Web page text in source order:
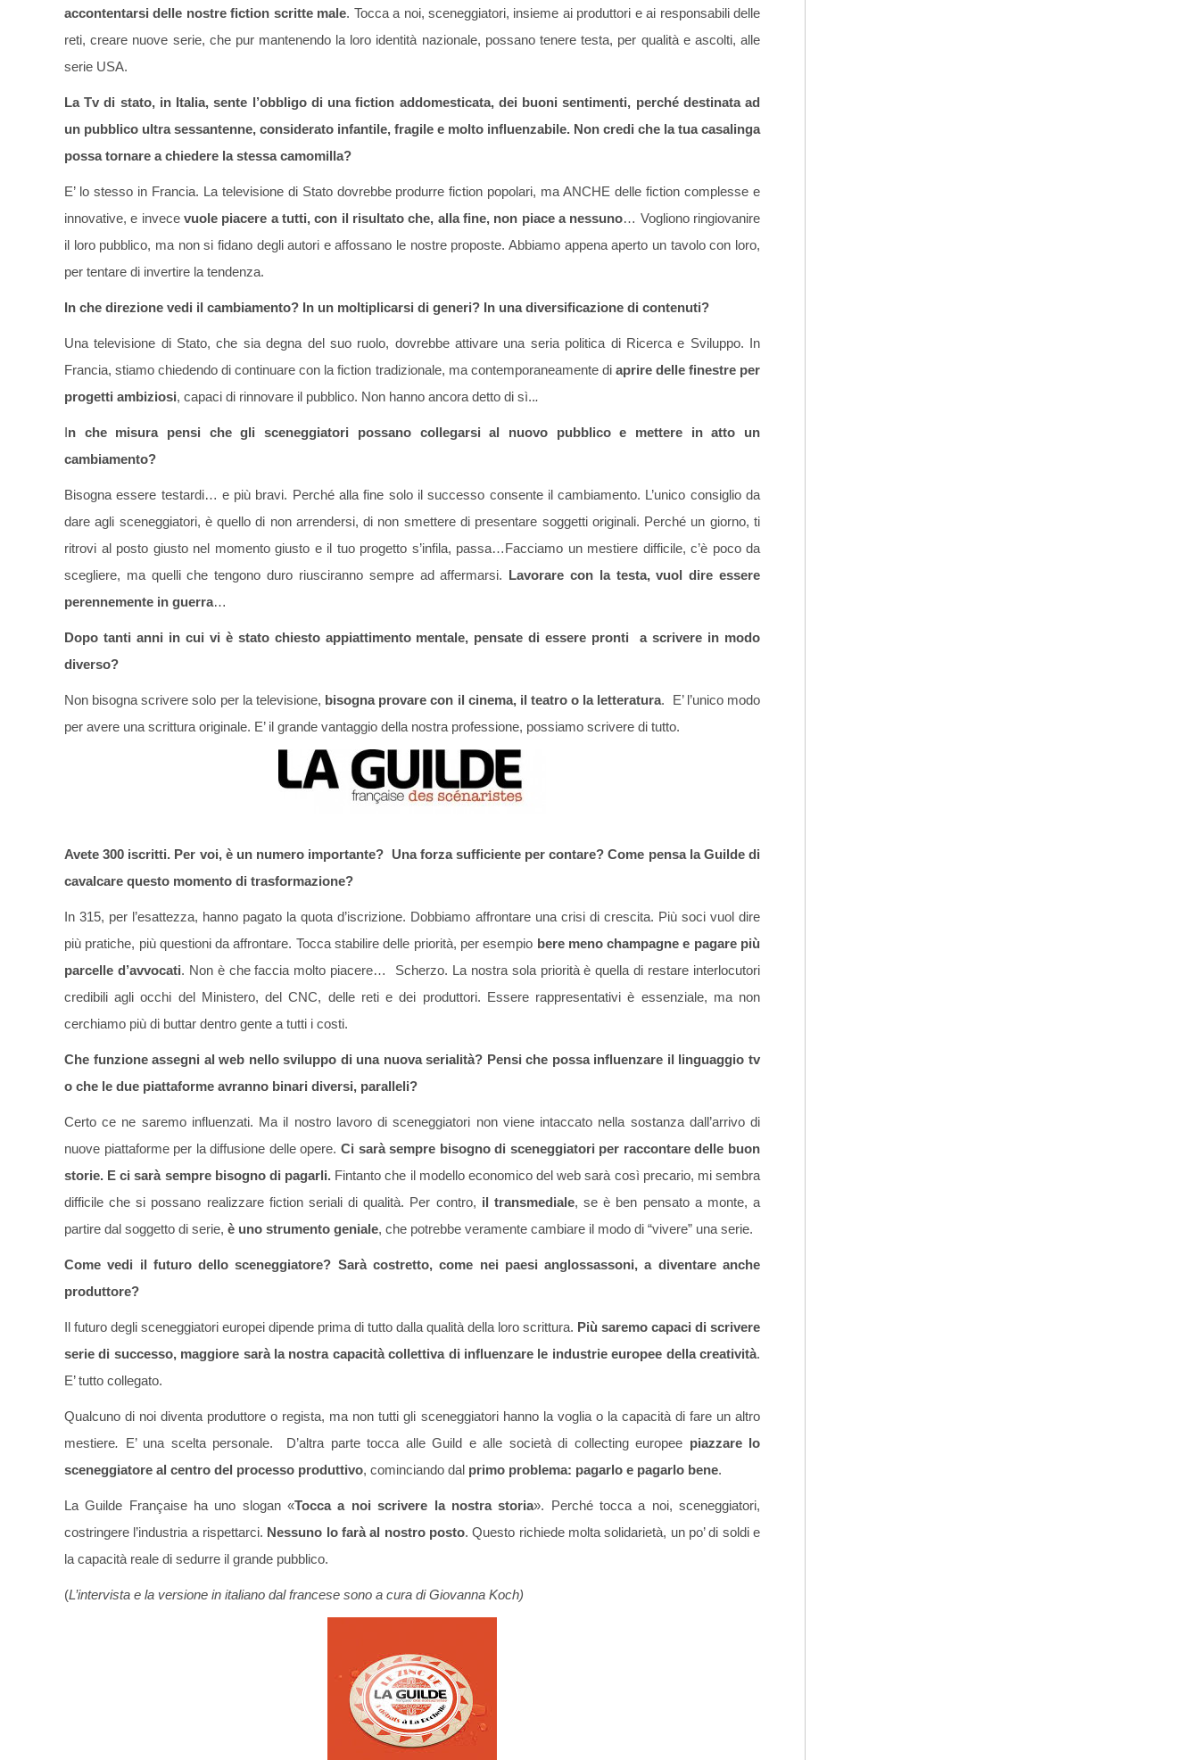
accontentarsi delle nostre fiction scritte male. Tocca a noi, sceneggiatori, insieme ai produttori e ai responsabili delle
reti, creare nuove serie, che pur mantenendo la loro identità nazionale, possano tenere testa, per qualità e ascolti, alle
serie USA.
La Tv di stato, in Italia, sente l’obbligo di una fiction addomesticata, dei buoni sentimenti, perché destinata ad
un pubblico ultra sessantenne, considerato infantile, fragile e molto influenzabile. Non credi che la tua casalinga
possa tornare a chiedere la stessa camomilla?
E’ lo stesso in Francia. La televisione di Stato dovrebbe produrre fiction popolari, ma ANCHE delle fiction complesse e
innovative, e invece vuole piacere a tutti, con il risultato che, alla fine, non piace a nessuno… Vogliono ringiovanire
il loro pubblico, ma non si fidano degli autori e affossano le nostre proposte. Abbiamo appena aperto un tavolo con loro,
per tentare di invertire la tendenza.
In che direzione vedi il cambiamento? In un moltiplicarsi di generi? In una diversificazione di contenuti?
Una televisione di Stato, che sia degna del suo ruolo, dovrebbe attivare una seria politica di Ricerca e Sviluppo. In
Francia, stiamo chiedendo di continuare con la fiction tradizionale, ma contemporaneamente di aprire delle finestre per
progetti ambiziosi, capaci di rinnovare il pubblico. Non hanno ancora detto di sì...
In che misura pensi che gli sceneggiatori possano collegarsi al nuovo pubblico e mettere in atto un
cambiamento?
Bisogna essere testardi… e più bravi. Perché alla fine solo il successo consente il cambiamento. L’unico consiglio da
dare agli sceneggiatori, è quello di non arrendersi, di non smettere di presentare soggetti originali. Perché un giorno, ti
ritrovi al posto giusto nel momento giusto e il tuo progetto s’infila, passa…Facciamo un mestiere difficile, c’è poco da
scegliere, ma quelli che tengono duro riusciranno sempre ad affermarsi. Lavorare con la testa, vuol dire essere
perennemente in guerra…
Dopo tanti anni in cui vi è stato chiesto appiattimento mentale, pensate di essere pronti a scrivere in modo
diverso?
Non bisogna scrivere solo per la televisione, bisogna provare con il cinema, il teatro o la letteratura. E’ l’unico modo
per avere una scrittura originale. E’ il grande vantaggio della nostra professione, possiamo scrivere di tutto.
Avete 300 iscritti. Per voi, è un numero importante? Una forza sufficiente per contare? Come pensa la Guilde di
cavalcare questo momento di trasformazione?
In 315, per l’esattezza, hanno pagato la quota d’iscrizione. Dobbiamo affrontare una crisi di crescita. Più soci vuol dire
più pratiche, più questioni da affrontare. Tocca stabilire delle priorità, per esempio bere meno champagne e pagare più
parcelle d’avvocati. Non è che faccia molto piacere… Scherzo. La nostra sola priorità è quella di restare interlocutori
credibili agli occhi del Ministero, del CNC, delle reti e dei produttori. Essere rappresentativi è essenziale, ma non
cerchiamo più di buttar dentro gente a tutti i costi.
Che funzione assegni al web nello sviluppo di una nuova serialità? Pensi che possa influenzare il linguaggio tv
o che le due piattaforme avranno binari diversi, paralleli?
Certo ce ne saremo influenzati. Ma il nostro lavoro di sceneggiatori non viene intaccato nella sostanza dall’arrivo di
nuove piattaforme per la diffusione delle opere. Ci sarà sempre bisogno di sceneggiatori per raccontare delle buon
storie. E ci sarà sempre bisogno di pagarli. Fintanto che il modello economico del web sarà così precario, mi sembra
difficile che si possano realizzare fiction seriali di qualità. Per contro, il transmediale, se è ben pensato a monte, a
partire dal soggetto di serie, è uno strumento geniale, che potrebbe veramente cambiare il modo di “vivere” una serie.
Come vedi il futuro dello sceneggiatore? Sarà costretto, come nei paesi anglossassoni, a diventare anche
produttore?
Il futuro degli sceneggiatori europei dipende prima di tutto dalla qualità della loro scrittura. Più saremo capaci di scrivere
serie di successo, maggiore sarà la nostra capacità collettiva di influenzare le industrie europee della creatività.
E’ tutto collegato.
Qualcuno di noi diventa produttore o regista, ma non tutti gli sceneggiatori hanno la voglia o la capacità di fare un altro
mestiere. E’ una scelta personale. D’altra parte tocca alle Guild e alle società di collecting europee piazzare lo
sceneggiatore al centro del processo produttivo, cominciando dal primo problema: pagarlo e pagarlo bene.
La Guilde Française ha uno slogan «Tocca a noi scrivere la nostra storia». Perché tocca a noi, sceneggiatori,
costringere l’industria a rispettarci. Nessuno lo farà al nostro posto. Questo richiede molta solidarietà, un po’ di soldi e
la capacità reale di sedurre il grande pubblico.
(L’intervista e la versione in italiano dal francese sono a cura di Giovanna Koch)